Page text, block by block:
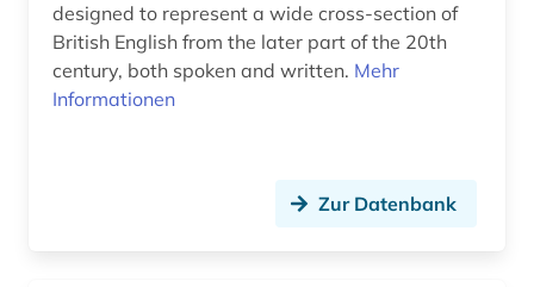
rechtswissenschaft (1)
reim (2)
designed to represent a wide cross-section of
British English from the later part of the 20th
century, both spoken and written. Mehr
Informationen
Zur Datenbank